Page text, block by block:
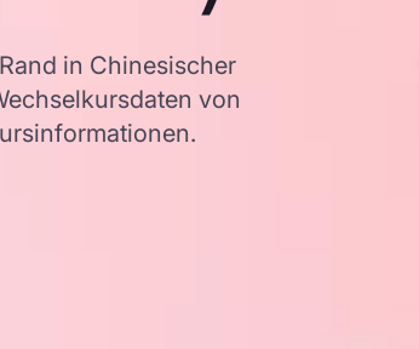
in Chinesischer
von